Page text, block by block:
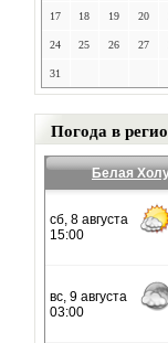
17 18 19 20
24 25 26 27
31
Погода в
Белая